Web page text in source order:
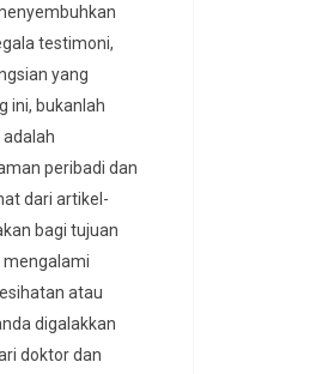
testimoni,
yang
ini, bukanlah
peribadi dan
dari artikel-
bagi tujuan
mengalami
atau
digalakkan
doktor dan